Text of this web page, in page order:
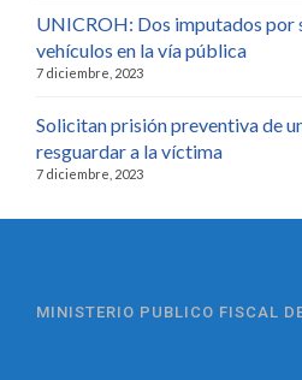
UNICROH: Dos imputados por
vehículos en la vía pública
7 diciembre, 2023
Solicitan prisión preventiva de
resguardar a la víctima
7 diciembre, 2023
MINISTERIO PUBLICO FISCAL